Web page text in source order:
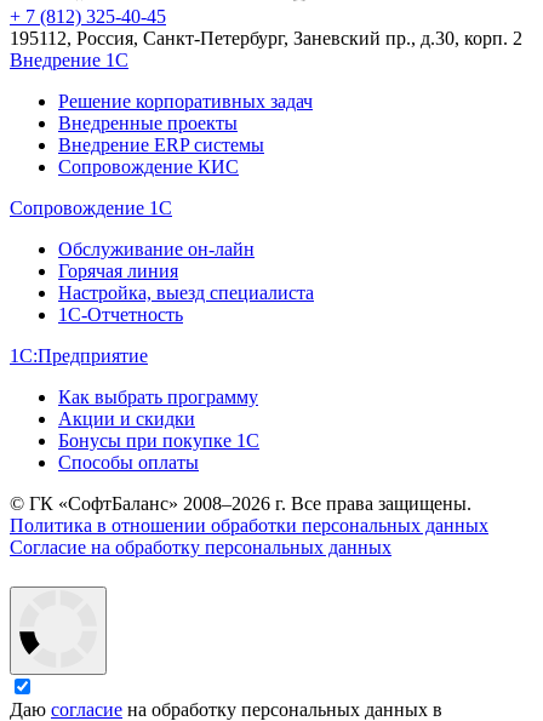
+ 7 (812) 325-40-45
195112, Россия, Санкт-Петербург, Заневский пр., д.30, корп. 2
Внедрение 1С
Решение корпоративных задач
Внедренные проекты
Внедрение ERP системы
Сопровождение КИС
Сопровождение 1С
Обслуживание он-лайн
Горячая линия
Настройка, выезд специалиста
1С-Отчетность
1С:Предприятие
Как выбрать программу
Акции и скидки
Бонусы при покупке 1С
Способы оплаты
© ГК «СофтБаланс» 2008–2026 г. Все права защищены.
Политика в отношении обработки персональных данных
Согласие на обработку персональных данных
Даю согласие на обработку персональных данных в